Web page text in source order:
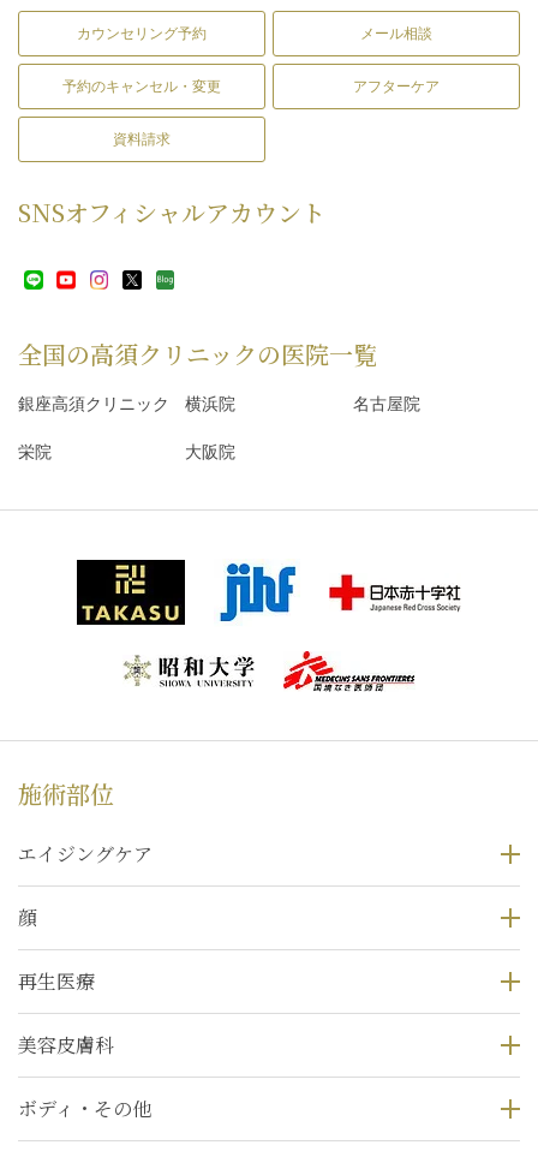
カウンセリング予約 メール相談
予約のキャンセル・変更 アフターケア
資料請求
SNSオフィシャルアカウント
全国の高須クリニックの医院一覧
銀座高須クリニック 横浜院 名古屋院
栄院 大阪院
施術部位
エイジングケア
顔
再生医療
美容皮膚科
ボディ・その他